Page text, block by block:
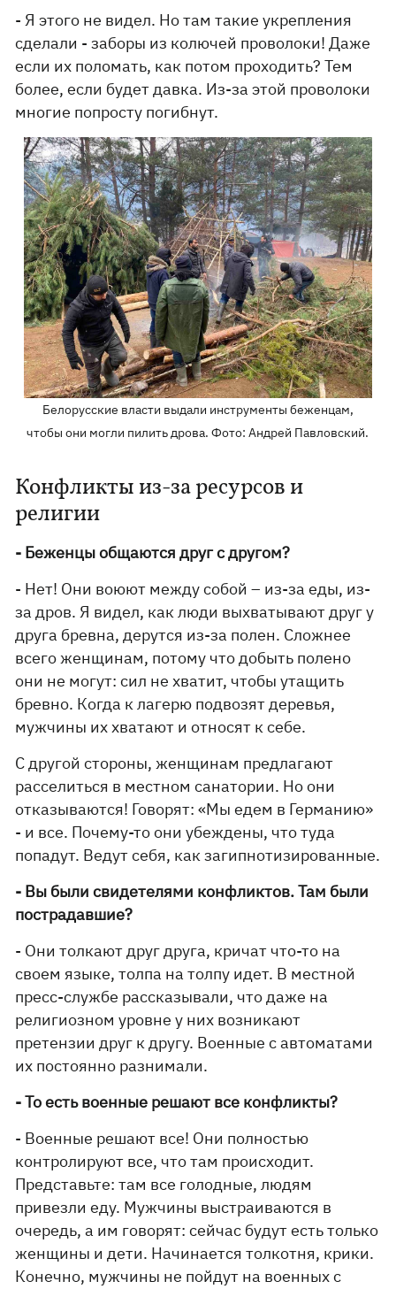
- Я этого не видел. Но там такие укрепления
сделали - заборы из колючей проволоки! Даже
если их поломать, как потом проходить? Тем
более, если будет давка. Из-за этой проволоки
многие попросту погибнут.
Белорусские власти выдали инструменты беженцам,
чтобы они могли пилить дрова. Фото: Андрей Павловский.
Конфликты из-за ресурсов и
религии
- Беженцы общаются друг с другом?
- Нет! Они воюют между собой – из-за еды, из-
за дров. Я видел, как люди выхватывают друг у
друга бревна, дерутся из-за полен. Сложнее
всего женщинам, потому что добыть полено
они не могут: сил не хватит, чтобы утащить
бревно. Когда к лагерю подвозят деревья,
мужчины их хватают и относят к себе.
С другой стороны, женщинам предлагают
расселиться в местном санатории. Но они
отказываются! Говорят: «Мы едем в Германию»
- и все. Почему-то они убеждены, что туда
попадут. Ведут себя, как загипнотизированные.
- Вы были свидетелями конфликтов. Там были
пострадавшие?
- Они толкают друг друга, кричат что-то на
своем языке, толпа на толпу идет. В местной
пресс-службе рассказывали, что даже на
религиозном уровне у них возникают
претензии друг к другу. Военные с автоматами
их постоянно разнимали.
- То есть военные решают все конфликты?
- Военные решают все! Они полностью
контролируют все, что там происходит.
Представьте: там все голодные, людям
привезли еду. Мужчины выстраиваются в
очередь, а им говорят: сейчас будут есть только
женщины и дети. Начинается толкотня, крики.
Конечно, мужчины не пойдут на военных с